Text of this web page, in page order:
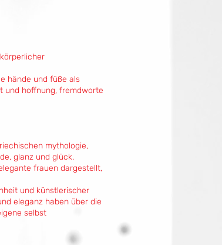
hände und füße als
und hoffnung, fremdworte
mythologie,
glanz und glück.
frauen dargestellt,
und künstlerischer
eleganz haben über die
selbst